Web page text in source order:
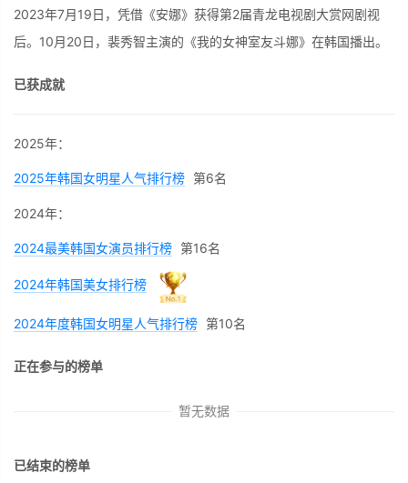
2023年7月19日，凭借《安娜》获得第2届青龙电视剧大赏网剧视
后。10月20日，裴秀智主演的《我的女神室友斗娜》在韩国播出。
已获成就
2025年：
2025年韩国女明星人气排行榜 第6名
2024年：
2024最美韩国女演员排行榜 第16名
2024年韩国美女排行榜
2024年度韩国女明星人气排行榜 第10名
正在参与的榜单
暂无数据
已结束的榜单